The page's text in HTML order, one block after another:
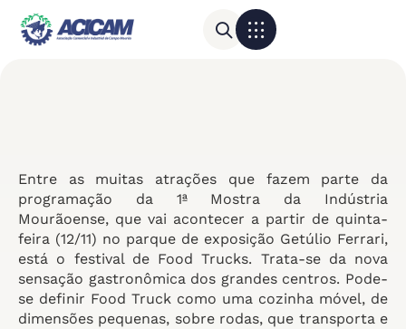
Entre as muitas atrações que fazem parte da
programação da 1ª Mostra da Indústria
Mourãoense, que vai acontecer a partir de quinta-
feira (12/11) no parque de exposição Getúlio Ferrari,
está o festival de Food Trucks. Trata-se da nova
sensação gastronômica dos grandes centros. Pode-
se definir Food Truck como uma cozinha móvel, de
dimensões pequenas, sobre rodas, que transporta e